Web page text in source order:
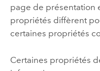
page de présentation
propriétés diffèrent
certaines propriétés
Certaines propriétés